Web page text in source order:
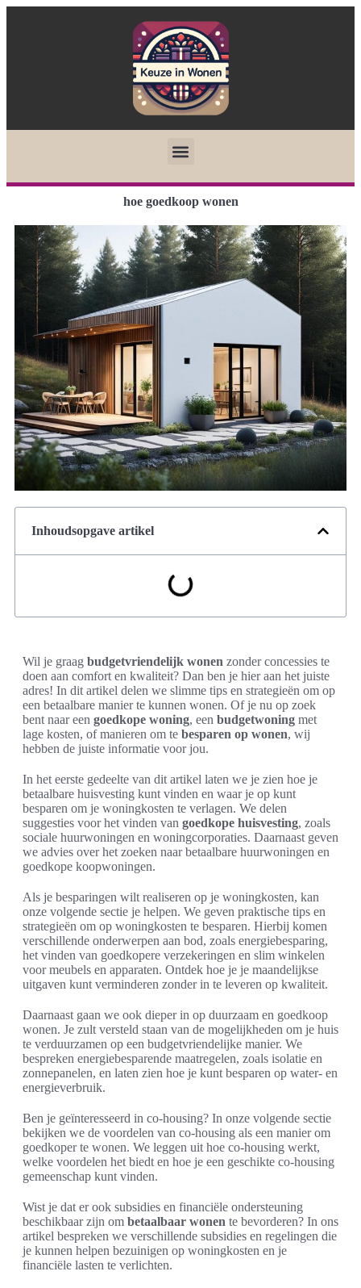
hoe goedkoop wonen
Inhoudsopgave artikel
Wil je graag budgetvriendelijk wonen zonder concessies te
doen aan comfort en kwaliteit? Dan ben je hier aan het juiste
adres! In dit artikel delen we slimme tips en strategieën om op
een betaalbare manier te kunnen wonen. Of je nu op zoek
bent naar een goedkope woning, een budgetwoning met
lage kosten, of manieren om te besparen op wonen, wij
hebben de juiste informatie voor jou.
In het eerste gedeelte van dit artikel laten we je zien hoe je
betaalbare huisvesting kunt vinden en waar je op kunt
besparen om je woningkosten te verlagen. We delen
suggesties voor het vinden van goedkope huisvesting, zoals
sociale huurwoningen en woningcorporaties. Daarnaast geven
we advies over het zoeken naar betaalbare huurwoningen en
goedkope koopwoningen.
Als je besparingen wilt realiseren op je woningkosten, kan
onze volgende sectie je helpen. We geven praktische tips en
strategieën om op woningkosten te besparen. Hierbij komen
verschillende onderwerpen aan bod, zoals energiebesparing,
het vinden van goedkopere verzekeringen en slim winkelen
voor meubels en apparaten. Ontdek hoe je je maandelijkse
uitgaven kunt verminderen zonder in te leveren op kwaliteit.
Daarnaast gaan we ook dieper in op duurzaam en goedkoop
wonen. Je zult versteld staan van de mogelijkheden om je huis
te verduurzamen op een budgetvriendelijke manier. We
bespreken energiebesparende maatregelen, zoals isolatie en
zonnepanelen, en laten zien hoe je kunt besparen op water- en
energieverbruik.
Ben je geïnteresseerd in co-housing? In onze volgende sectie
bekijken we de voordelen van co-housing als een manier om
goedkoper te wonen. We leggen uit hoe co-housing werkt,
welke voordelen het biedt en hoe je een geschikte co-housing
gemeenschap kunt vinden.
Wist je dat er ook subsidies en financiële ondersteuning
beschikbaar zijn om betaalbaar wonen te bevorderen? In ons
artikel bespreken we verschillende subsidies en regelingen die
je kunnen helpen bezuinigen op woningkosten en je
financiële lasten te verlichten.